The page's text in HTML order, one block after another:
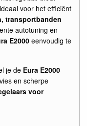
voor het efficiënt
transportbanden
autotuning en
E2000 eenvoudig te
je de Eura E2000
en scherpe
voor